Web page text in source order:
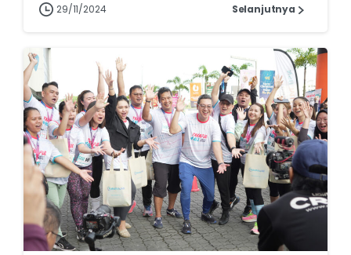
29/11/2024 Selanjutnya